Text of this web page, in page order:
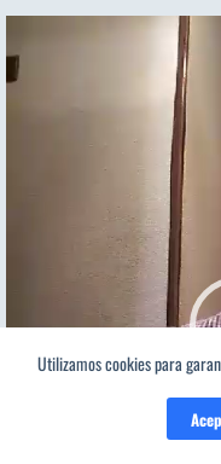
Utilizamos cookies para
de
vídeo